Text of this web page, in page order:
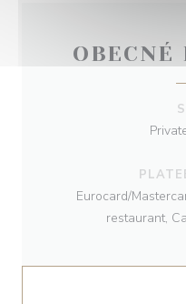
OBECNÉ
Eurocard/
restaurant,